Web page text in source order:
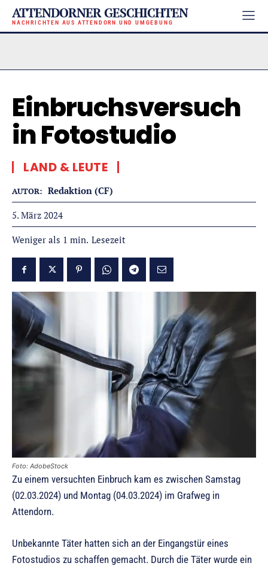
ATTENDORNER GESCHICHTEN
NACHRICHTEN AUS ATTENDORN UND UMGEBUNG
Einbruchsversuch
in Fotostudio
LAND & LEUTE
AUTOR: Redaktion (CF)
5. März 2024
Weniger als 1 min. Lesezeit
Foto: AdobeStock
Zu einem versuchten Einbruch kam es zwischen Samstag
(02.03.2024) und Montag (04.03.2024) im Grafweg in
Attendorn.
Unbekannte Täter hatten sich an der Eingangstür eines
Fotostudios zu schaffen gemacht. Durch die Täter wurde ein